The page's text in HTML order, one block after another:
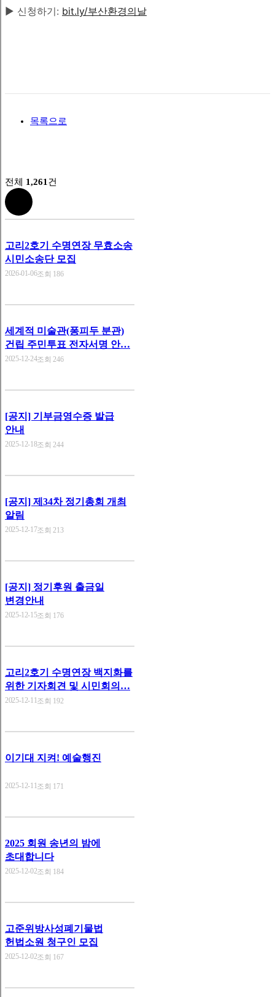
▶ 신청하기: bit.ly/부산환경의날
목록으로
전체 1,261 건
고리2호기 수명연장 무효소송
시민소송단 모집
2026-01-06조회 186
세계적 미술관(퐁피두 분관)
건립 주민투표 전자서명 안…
2025-12-24조회 246
[공지] 기부금영수증 발급
안내
2025-12-18조회 244
[공지] 제34차 정기총회 개최
알림
2025-12-17조회 213
[공지] 정기후원 출금일
변경안내
2025-12-15조회 176
고리2호기 수명연장 백지화를
위한 기자회견 및 시민회의…
2025-12-11조회 192
이기대 지켜! 예술행진
2025-12-11조회 171
2025 회원 송년의 밤에
초대합니다
2025-12-02조회 184
고준위방사성폐기물법
헌법소원 청구인 모집
2025-12-02조회 167